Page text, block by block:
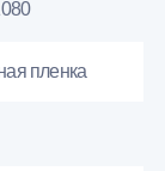
пленка